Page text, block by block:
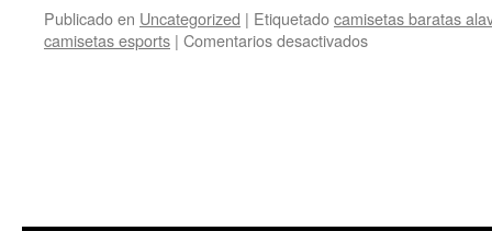
Publicado en Uncategorized | Etiquetadocamisetas baratas
camisetas esports | Comentarios desactivadosen